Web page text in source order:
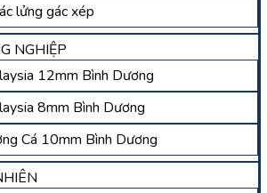
lửng gác xép
NGHIỆP
12mm Bình Dương
8mm Bình Dương
Cá 10mm Bình Dương